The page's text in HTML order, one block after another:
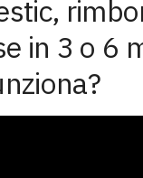
in 3 o 6